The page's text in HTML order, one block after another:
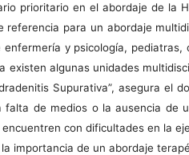
prioritario en el abordaje de la
referencia para un abordaje
y psicología,
existen algunas unidades
Supurativa”, asegura el
falta de medios o la ausencia
con dificultades en la
importancia de un abordaje